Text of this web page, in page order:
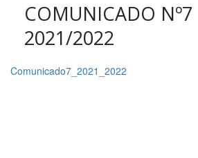
COMUNICADO Nº7
2021/2022
Comunicado7_2021_2022